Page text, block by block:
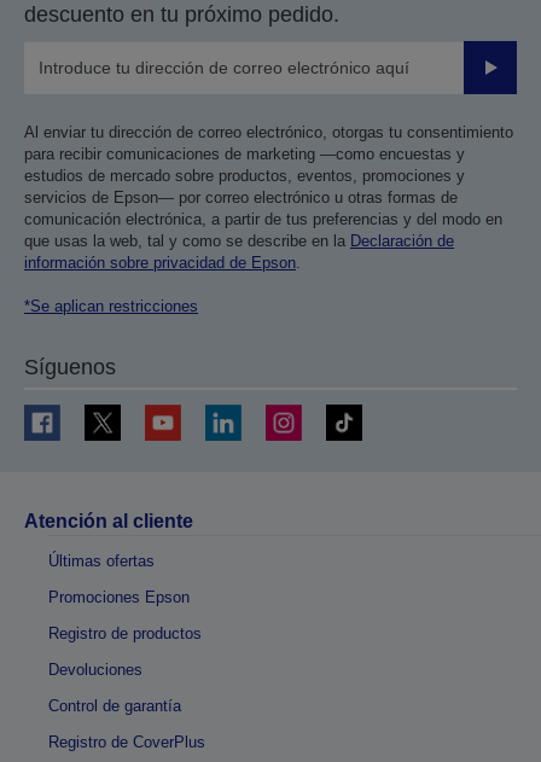
descuento en tu próximo pedido.
Enviar
Al enviar tu dirección de correo electrónico, otorgas tu consentimiento
para recibir comunicaciones de marketing —como encuestas y
estudios de mercado sobre productos, eventos, promociones y
servicios de Epson— por correo electrónico u otras formas de
comunicación electrónica, a partir de tus preferencias y del modo en
que usas la web, tal y como se describe en la Declaración de
información sobre privacidad de Epson
*Se aplican restricciones
Síguenos
Atención al cliente
Últimas ofertas
Promociones Epson
Registro de productos
Devoluciones
Control de garantía
Registro de CoverPlus